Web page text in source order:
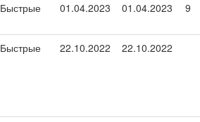
Быстрые 01.04.2023 01.04.2023 9
Быстрые 22.10.2022 22.10.2022